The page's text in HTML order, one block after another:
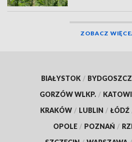
ZOBACZ
BIAŁYSTOK / BYDGOSZCZ
GORZÓW WLKP. /
KRAKÓW / LUBLIN / ŁÓDŹ
OPOLE / POZNAŃ /